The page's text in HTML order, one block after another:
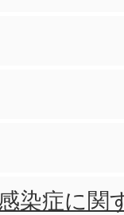
染症に関